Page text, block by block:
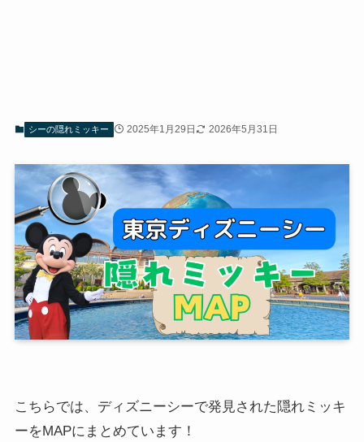
シーの隠れミッキー 2025年1月29日 2026年5月31日
こちらでは、ディズニーシーで発見された隠れミッキ
ーをMAPにまとめています！